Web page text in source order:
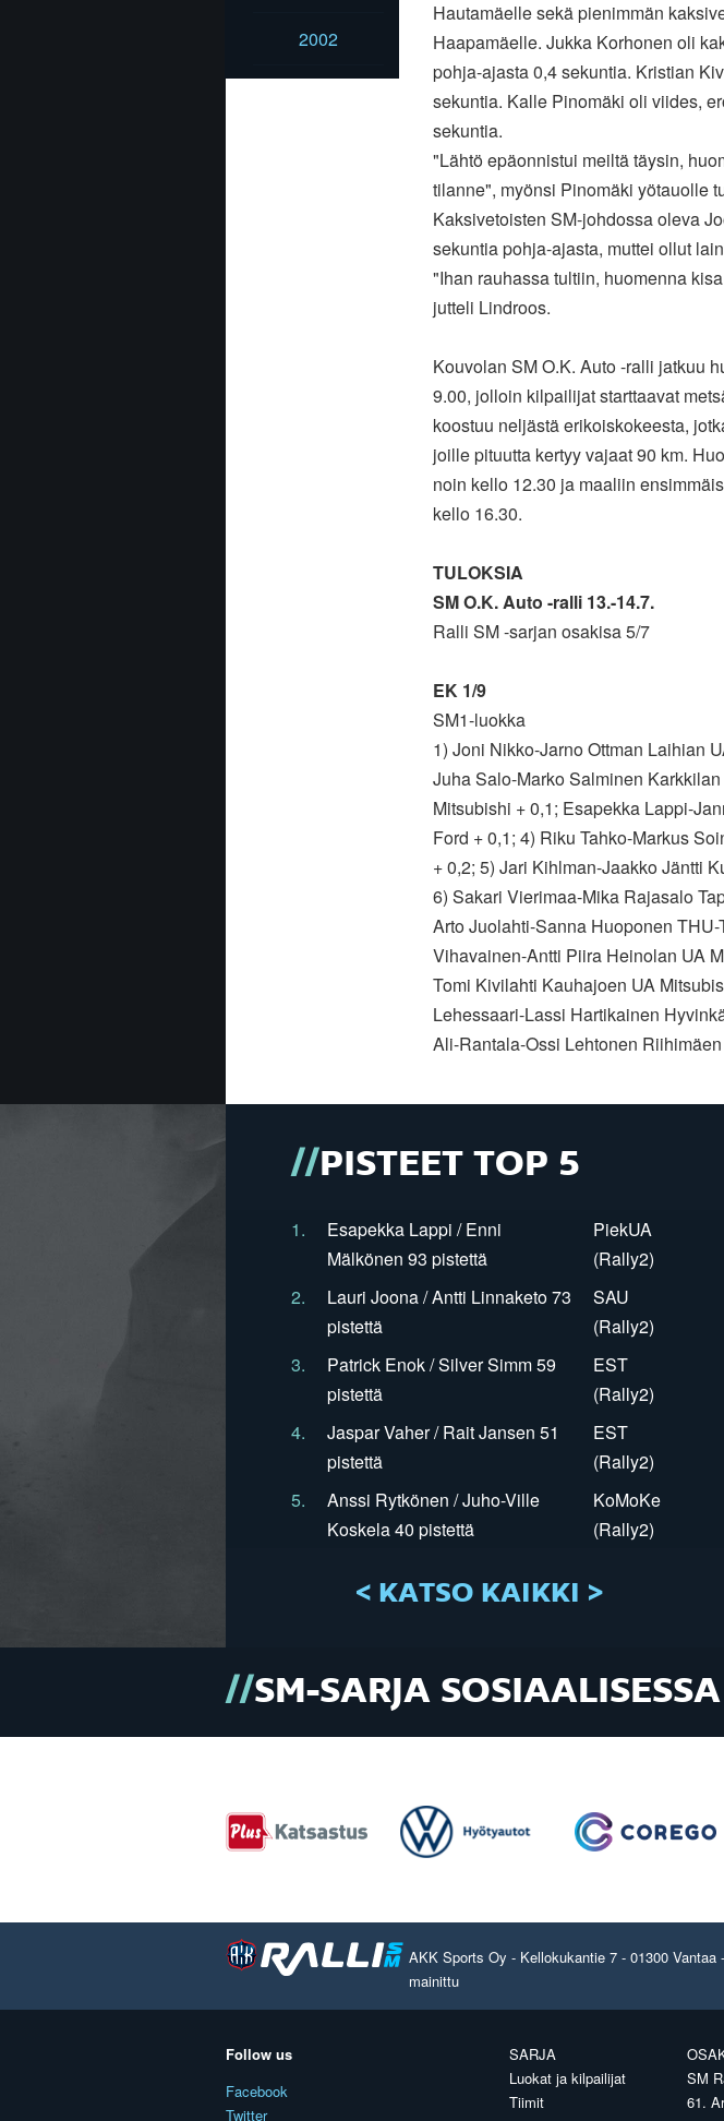
2002
Hautamäelle sekä pienimmän
Haapamäelle. Jukka Korhonen oli
pohja-ajasta 0,4 sekuntia. Kristian
sekuntia. Kalle Pinomäki oli viides,
sekuntia.
"Lähtö epäonnistui meiltä täysin,
tilanne", myönsi Pinomäki yötauolle
Kaksivetoisten SM-johdossa oleva
sekuntia pohja-ajasta, muttei ollut
"Ihan rauhassa tultiin, huomenna
jutteli Lindroos.
Kouvolan SM O.K. Auto -ralli jatkuu
9.00, jolloin kilpailijat starttaavat
koostuu neljästä erikoiskokeesta,
joille pituutta kertyy vajaat 90 km.
noin kello 12.30 ja maaliin
kello 16.30.
TULOKSIA
SM O.K. Auto -ralli 13.-14.7.
Ralli SM -sarjan osakisa 5/7
EK 1/9
SM1-luokka
1) Joni Nikko-Jarno Ottman Laihian
Juha Salo-Marko Salminen
Mitsubishi + 0,1; Esapekka Lappi-
Ford + 0,1; 4) Riku Tahko-Markus
+ 0,2; 5) Jari Kihlman-Jaakko Jäntti
6) Sakari Vierimaa-Mika Rajasalo
Arto Juolahti-Sanna Huoponen
Vihavainen-Antti Piira Heinolan UA
Tomi Kivilahti Kauhajoen UA
Lehessaari-Lassi Hartikainen
Ali-Rantala-Ossi Lehtonen
PISTEET TOP 5
1.
Esapekka Lappi / Enni
Mälkönen 93 pistettä
PiekUA
(Rally2)
2.
Lauri Joona / Antti Linnaketo 73
pistettä
SAU
(Rally2)
3.
Patrick Enok / Silver Simm 59
pistettä
EST
(Rally2)
4.
Jaspar Vaher / Rait Jansen 51
pistettä
EST
(Rally2)
5.
Anssi Rytkönen / Juho-Ville
Koskela 40 pistettä
KoMoKe
(Rally2)
< KATSO KAIKKI >
SM-SARJA
AKK Sports Oy - Kellokukantie 7 - 01300
mainittu
Follow us
Facebook
Twitter
SARJA
Luokat ja kilpailijat
Tiimit
SM
61.